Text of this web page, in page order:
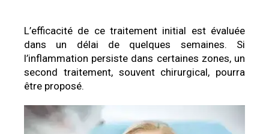
L’efficacité de ce traitement initial est évaluée
dans un délai de quelques semaines. Si
l’inflammation persiste dans certaines zones, un
second traitement, souvent chirurgical, pourra
être proposé.